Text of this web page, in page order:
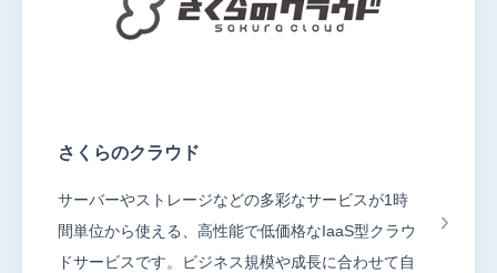
さくらのクラウド
サーバーやストレージなどの多彩なサービスが1時
間単位から使える、高性能で低価格なIaaS型クラウ
ドサービスです。ビジネス規模や成長に合わせて自